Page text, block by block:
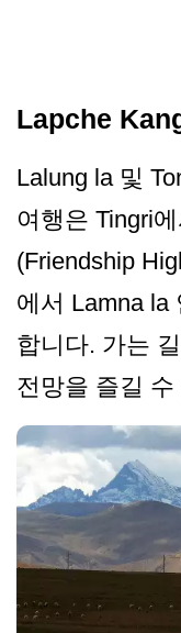
Lapche
Lalung la 및
여행은 Tingri
(Friendship
에서 Lamna la
합니다. 가는
전망을 즐길